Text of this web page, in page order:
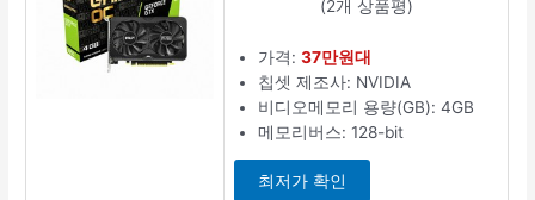
(2개 상품평)
가격:37만원대
칩셋 제조사: NVIDIA
비디오메모리 용량(GB): 4GB
메모리버스: 128-bit
최저가 확인